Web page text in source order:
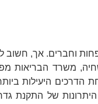
וחברים. אך, חשוב
משרד הבריאות
הדרכים היעילות
של התקנת